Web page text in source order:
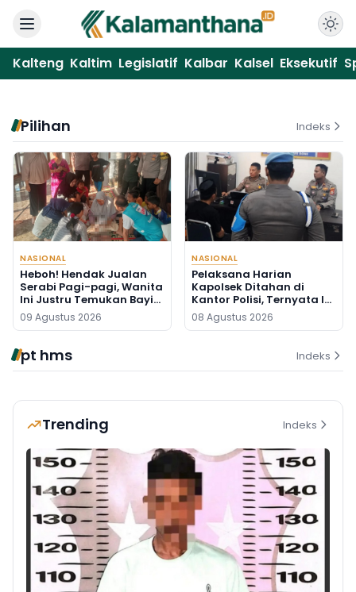
Kalteng Kaltim Legislatif Kalbar Kalsel Eksekutif
Pilihan Indeks
NASIONAL
Heboh! Hendak Jualan
Serabi Pagi-pagi, Wanita
Ini Justru Temukan Bayi
Baru Lahir di Pos Kamling
09 Agustus 2026
NASIONAL
Pelaksana Harian
Kapolsek Ditahan di
Kantor Polisi, Ternyata Ini
Penyebabnya
08 Agustus 2026
pt hms Indeks
Trending Indeks